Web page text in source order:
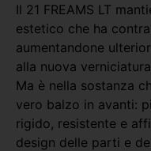
Il 21 FREAMS LT
estetico che ha
aumentandone
alla nuova
Ma è nella sostanza
vero balzo in avanti:
rigido, resistente e
design delle parti e